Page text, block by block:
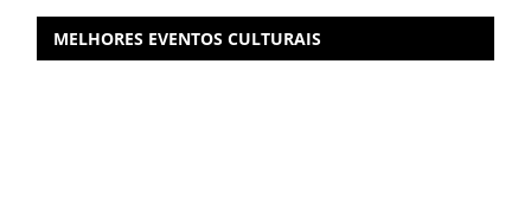
MELHORES EVENTOS CULTURAIS